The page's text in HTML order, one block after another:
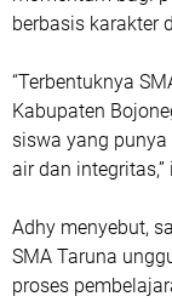
berbasis karakter
“Terbentuknya
Kabupaten
siswa yang
air dan integritas,”
Adhy menyebut,
SMA Taruna
proses